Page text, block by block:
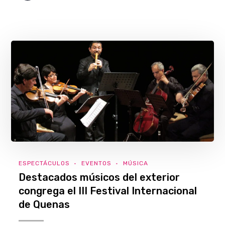
ESPECTÁCULOS EVENTOS MÚSICA
Destacados músicos del exterior
congrega el III Festival Internacional
de Quenas